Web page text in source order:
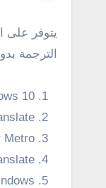
يتوفر على الإنترنت مجموعة كبيرة من برامج الترجمة للكمبيوتر، كما وهناك بعض خدمات ومواقع الترجمة اون لاين . ولكن، الحديث فى هذا الدليل سيكون تحديداً عن برامج
الترجمة
10
Metro